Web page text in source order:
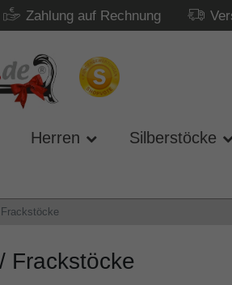
Zahlung auf Rechnung
Herren Silberstöcke
Frackstöcke